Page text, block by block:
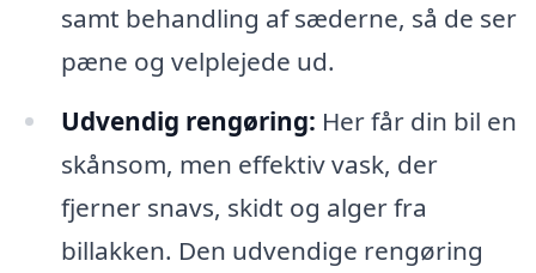
samt behandling af sæderne, så de ser
pæne og velplejede ud.
Udvendig rengøring: Her får din bil en
skånsom, men effektiv vask, der
fjerner snavs, skidt og alger fra
billakken. Den udvendige rengøring